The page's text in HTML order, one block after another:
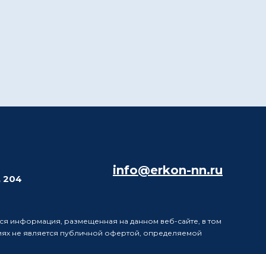
204
info@erkon-nn.ru
информация, размещенная на данном веб-сайте, в том
не является публичной офертой, определяемой